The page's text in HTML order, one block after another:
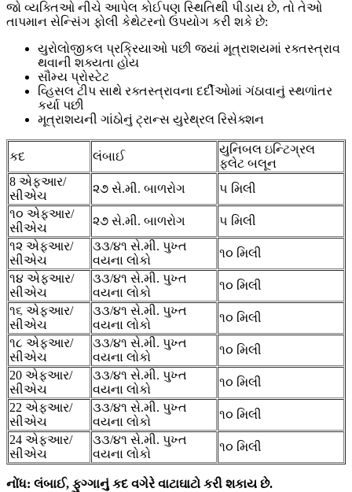
જો વ્યક્તિઓ નીચે આપેલ કોઈપણ સ્થિતિથી પીડાય છે, તો તેઓ
તાપમાન સેન્સિંગ ફોલી કેથેટરનો ઉપયોગ કરી શકે છે:
યુરોલોજીકલ પ્રક્રિયાઓ પછી જ્યાં મૂત્રાશયમાં રક્તસ્ત્રાવ
થવાની શક્યતા હોય
સૌમ્ય પ્રોસ્ટેટ
વ્હિસલ ટીપ સાથે રક્તસ્ત્રાવના દર્દીઓમાં ગંઠાવાનું સ્થળાંતર
કર્યા પછી
મૂત્રાશયની ગાંઠોનું ટ્રાન્સ યુરેથ્રલ રિસેક્શન
કદ લંબાઈ
યુનિબલ ઇન્ટિગ્રલ
ફ્લેટ બલૂન
8 એફઆર/
સીએચ
૨૭ સે.મી. બાળરોગ
૫ મિલી
૧૦ એફઆર/
સીએચ
૨૭ સે.મી. બાળરોગ
૫ મિલી
૧૨ એફઆર/
સીએચ
૩૩/૪૧ સે.મી. પુખ્ત
વયના લોકો
૧૦ મિલી
૧૪ એફઆર/
સીએચ
૩૩/૪૧ સે.મી. પુખ્ત
વયના લોકો
૧૦ મિલી
૧૬ એફઆર/
સીએચ
૩૩/૪૧ સે.મી. પુખ્ત
વયના લોકો
૧૦ મિલી
૧૮ એફઆર/
સીએચ
૩૩/૪૧ સે.મી. પુખ્ત
વયના લોકો
૧૦ મિલી
20 એફઆર/
સીએચ
૩૩/૪૧ સે.મી. પુખ્ત
વયના લોકો
૧૦ મિલી
22 એફઆર/
સીએચ
૩૩/૪૧ સે.મી. પુખ્ત
વયના લોકો
૧૦ મિલી
24 એફઆર/
સીએચ
૩૩/૪૧ સે.મી. પુખ્ત
વયના લોકો
૧૦ મિલી
નોંધ: લંબાઈ, ફુગ્ગાનું કદ વગેરે વાટાઘાટો કરી શકાય છે.